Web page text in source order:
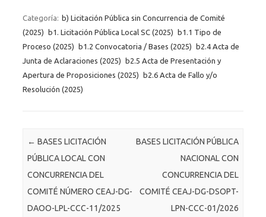
Categoría: b) Licitación Pública sin Concurrencia de Comité
(2025) b1. Licitación Pública Local SC (2025) b1.1 Tipo de
Proceso (2025) b1.2 Convocatoria / Bases (2025) b2.4 Acta de
Junta de Aclaraciones (2025) b2.5 Acta de Presentación y
Apertura de Proposiciones (2025) b2.6 Acta de Fallo y/o
Resolución (2025)
Post navigation
← BASES LICITACIÓN
PÚBLICA LOCAL CON
CONCURRENCIA DEL
COMITÉ NÚMERO CEAJ-DG-
DAOO-LPL-CCC-11/2025
BASES LICITACIÓN PÚBLICA
NACIONAL CON
CONCURRENCIA DEL
COMITÉ CEAJ-DG-DSOPT-
LPN-CCC-01/2026